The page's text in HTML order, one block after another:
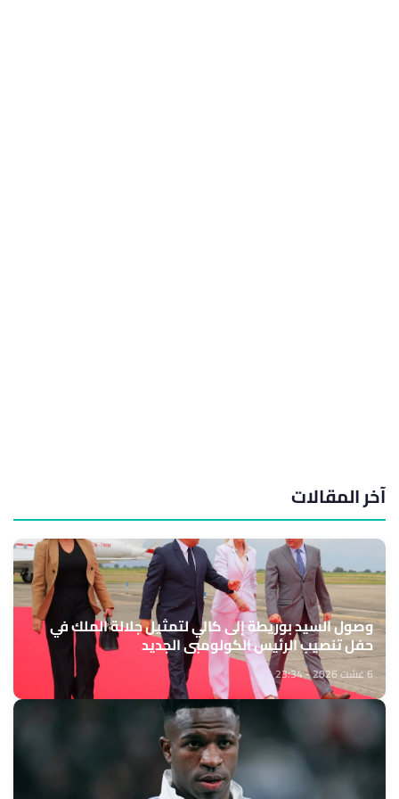
آخر المقالات
وصول السيد بوريطة إلى كالي لتمثيل جلالة الملك في
حفل تنصيب الرئيس الكولومبي الجديد
6 غشت 2026 - 23:34